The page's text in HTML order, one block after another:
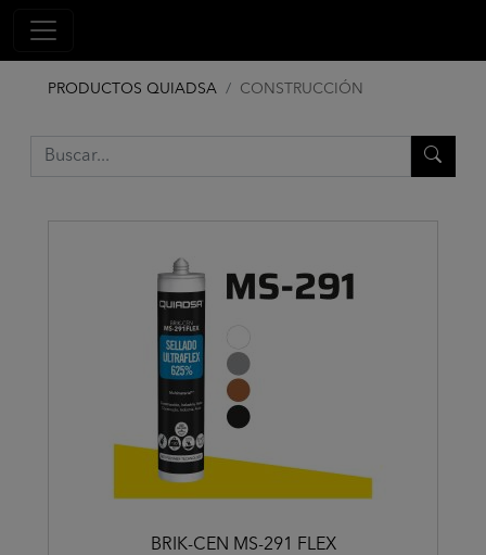
PRODUCTOS QUIADSA CONSTRUCCIÓN
BRIK-CEN MS-291 FLEX